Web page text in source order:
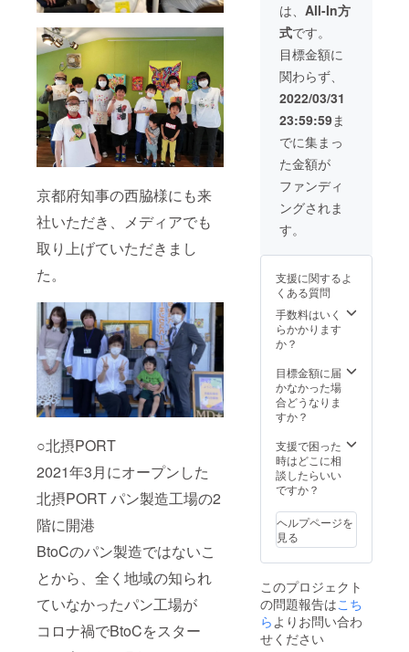
京都府知事の西脇様にも来
社いただき、メディアでも
取り上げていただきまし
た。
○北摂PORT
2021年3月にオープンした
北摂PORT パン製造工場の2
階に開港
BtoCのパン製造ではないこ
とから、全く地域の知られ
ていなかったパン工場が
コロナ禍でBtoCをスター
ww.mdf
hs.com/
index.ht
ml 通常
は10万
程度の
費用を
いただ
いてお
りま
す。 ク
ラファ
ン特別
価格で
対応い
費は実
費で後
日別途
請求さ
せてい
ます。
に向け
てCSR
の一環
として
地域の
協力団
体5団体
程度と
連携
し、
BtoCの
物販や
モノヅ
クリの
ワーク
催して
いま
す。 近
族など
100組程
されま
す。 今
年度は
10時～
16時
8月7日
（日）
10時～
16時
らは会
場内で
ライブ
が開催
される
予定で
すので
市御厨
５−４
イベン
ト開催
日は土
曜日を
予定し
ており
ます。
2022年
3月開催
予定と
し、日
程は後
ていた
だきま
す。 な
お、コ
ロナウ
イルス
により
イベン
トの日
可能性
があり
ますが
ご了承
願いい
す。 商
品はお
持ち帰
りもし
くは発
送にて
お届け
社コン
ントや
クリエ
イター
による
ブラッ
アップ
を行
終アウ
トプッ
てクラ
に提
供。 ※
日程は
別途ご
相談
（2022
半年期
間の期
間の平
実施）
※基本東
京都23
区内ご
現地へ
交通費
を含む
京23区
外で実
施ご希
望の場
間の平
日で調
整の上
実施）
※基本東
京都23
区内ご
現地へ
訪問の
交通費
を含む
（東
京23区
外で実
合は別
途交通
費が発
生しま
す。）
※表示価
す。
る解決
アドバ
イスを
し、
ホーム
ページ
の仕組
みを基
礎から
レク
チャー
。 ペー
ジの改
修案を
まとめ
す。 ２
には
ホーム
ページ
の仕組
活用の
ヒント
を得る
す。 講
座時
間：2時
間 日
：別途
ご連絡
しま
す。
5月〜10
月まで
の半年
期間の
期間の
を込め
てホー
ムペー
ジに協
賛ロゴ
を掲載
させて
いただ
きま
す。 掲
載期
間：1年
間。
2022.05
.01-
※PORT
HPデザ
インは
まだ未
定のた
メージ
となり
ます ※
は
jpg/png
あるい
は
rator)の
ファイ
ル形式
でお願
す。 ※
お名前
を掲載
される
場合は
は、 All-In方
式です。
目標金額に
関わらず、
2022/03/31
23:59:59ま
でに集まっ
た金額が
ファンディ
ングされま
す。
支援に関するよ
くある質問
手数料はいく
らかかります
か？
目標金額に届
かなかった場
合どうなりま
すか？
支援で困った
時はどこに相
談したらいい
ですか？
ヘルプページを
見る
このプロジェクト
の問題報告はこち
らよりお問い合わ
せください